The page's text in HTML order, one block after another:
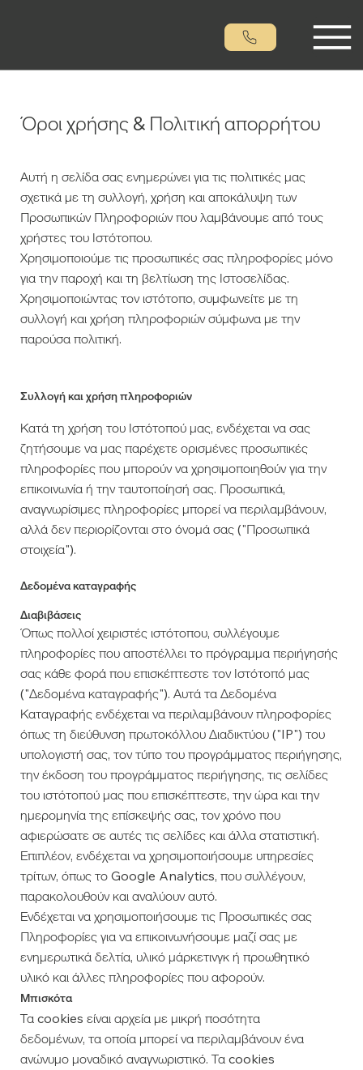
Όροι χρήσης & Πολιτική απορρήτου
Αυτή η σελίδα σας ενημερώνει για τις πολιτικές μας
σχετικά με τη συλλογή, χρήση και αποκάλυψη των
Προσωπικών Πληροφοριών που λαμβάνουμε από τους
χρήστες του Ιστότοπου.
Χρησιμοποιούμε τις προσωπικές σας πληροφορίες μόνο
για την παροχή και τη βελτίωση της Ιστοσελίδας.
Χρησιμοποιώντας τον ιστότοπο, συμφωνείτε με τη
συλλογή και χρήση πληροφοριών σύμφωνα με την
παρούσα πολιτική.
Συλλογή και χρήση πληροφοριών
Κατά τη χρήση του Ιστότοπού μας, ενδέχεται να σας
ζητήσουμε να μας παρέχετε ορισμένες προσωπικές
πληροφορίες που μπορούν να χρησιμοποιηθούν για την
επικοινωνία ή την ταυτοποίησή σας. Προσωπικά,
αναγνωρίσιμες πληροφορίες μπορεί να περιλαμβάνουν,
αλλά δεν περιορίζονται στο όνομά σας ("Προσωπικά
στοιχεία").
Δεδομένα καταγραφής
Όπως πολλοί χειριστές ιστότοπου, συλλέγουμε
πληροφορίες που αποστέλλει το πρόγραμμα περιήγησής
σας κάθε φορά που επισκέπτεστε τον Ιστότοπό μας
("Δεδομένα καταγραφής"). Αυτά τα Δεδομένα
Καταγραφής ενδέχεται να περιλαμβάνουν πληροφορίες
όπως τη διεύθυνση πρωτοκόλλου Διαδικτύου ("IP") του
υπολογιστή σας, τον τύπο του προγράμματος περιήγησης,
την έκδοση του προγράμματος περιήγησης, τις σελίδες
του ιστότοπού μας που επισκέπτεστε, την ώρα και την
ημερομηνία της επίσκεψής σας, τον χρόνο που
αφιερώσατε σε αυτές τις σελίδες και άλλα στατιστική.
Επιπλέον, ενδέχεται να χρησιμοποιήσουμε υπηρεσίες
τρίτων, όπως το Google Analytics, που συλλέγουν,
παρακολουθούν και αναλύουν αυτό.
Διαβιβάσεις
Ενδέχεται να χρησιμοποιήσουμε τις Προσωπικές σας
Πληροφορίες για να επικοινωνήσουμε μαζί σας με
ενημερωτικά δελτία, υλικό μάρκετινγκ ή προωθητικό
υλικό και άλλες πληροφορίες που αφορούν.
Μπισκότα
Τα cookies είναι αρχεία με μικρή ποσότητα
δεδομένων, τα οποία μπορεί να περιλαμβάνουν ένα
ανώνυμο μοναδικό αναγνωριστικό. Τα cookies